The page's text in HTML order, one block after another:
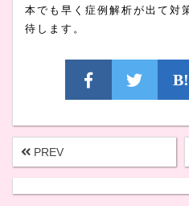
本でも早く症例解析が出て対
待します。
B!
PREV